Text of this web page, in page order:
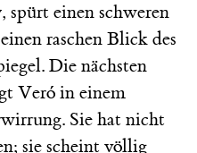
spürt einen schweren
raschen Blick des
Die nächsten
Veró in einem
Sie hat nicht
sie scheint völlig